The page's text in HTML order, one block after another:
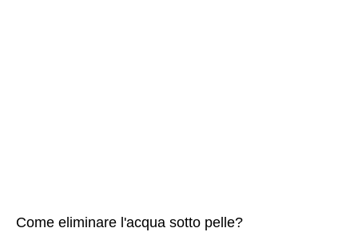
Come eliminare l'acqua sotto pelle?